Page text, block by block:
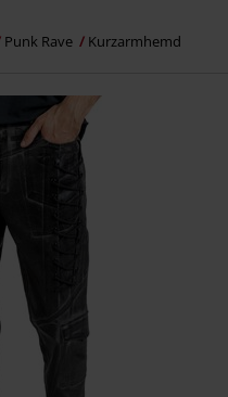
Punk Rave Kurzarmhemd